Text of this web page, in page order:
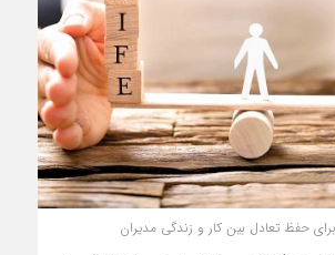
حفظ تعادل بین کار و زندگی مدیران